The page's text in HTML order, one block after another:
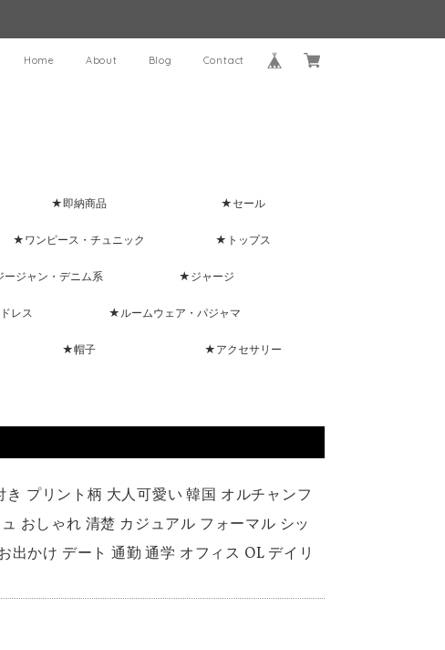
Home About Blog Contact
★即納商品 ★セール
★ワンピース・チュニック ★トップス
ジャン・デニム系 ★ジャージ
レス ★ルームウェア・パジャマ
★帽子 ★アクセサリー
プリント柄 大人可愛い 韓国 オルチャンフ
おしゃれ 清楚 カジュアル フォーマル シッ
かけ デート 通勤 通学 オフィス OL デイリ